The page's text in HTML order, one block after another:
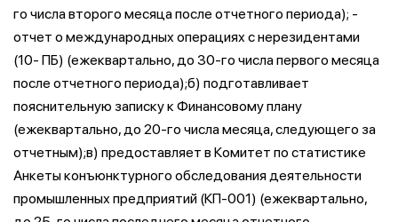
го числа второго месяца после отчетного периода); -
отчет о международных операциях с нерезидентами
(10- ПБ) (ежеквартально, до 30-го числа первого месяца
после отчетного периода);б) подготавливает
пояснительную записку к Финансовому плану
(ежеквартально, до 20-го числа месяца, следующего за
отчетным);в) предоставляет в Комитет по статистике
Анкеты конъюнктурного обследования деятельности
промышленных предприятий (КП-001) (ежеквартально,